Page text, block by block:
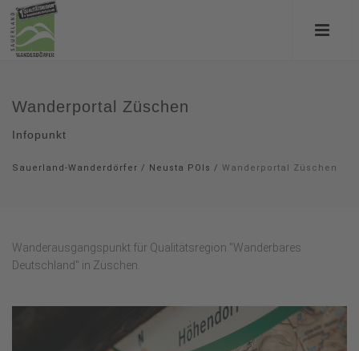
Wanderportal Züschen
Infopunkt
Sauerland-Wanderdörfer / Neusta POIs / Wanderportal Züschen
Wanderausgangspunkt für Qualitätsregion "Wanderbares
Deutschland" in Züschen.